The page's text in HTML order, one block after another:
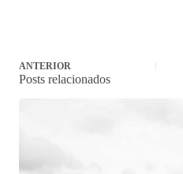
ANTERIOR
Posts relacionados